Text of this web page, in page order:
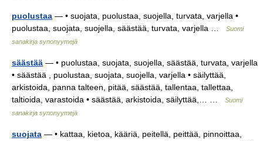
puolustaa — • suojata, puolustaa, suojella, turvata, varjella •
puolustaa, suojata, suojella, säästää, turvata, varjella …
Suomi
sanakirja synonyymejä
säästää — • puolustaa, suojata, suojella, säästää, turvata, varjella
• säästää , puolustaa, suojata, suojella, varjella • säilyttää,
arkistoida, panna talteen, pitää, säästää, tallentaa, tallettaa,
taltioida, varastoida • säästää, arkistoida, säilyttää,… …
Suomi
sanakirja synonyymejä
suojata — • kattaa, kietoa, kääriä, peitellä, peittää, pinnoittaa,